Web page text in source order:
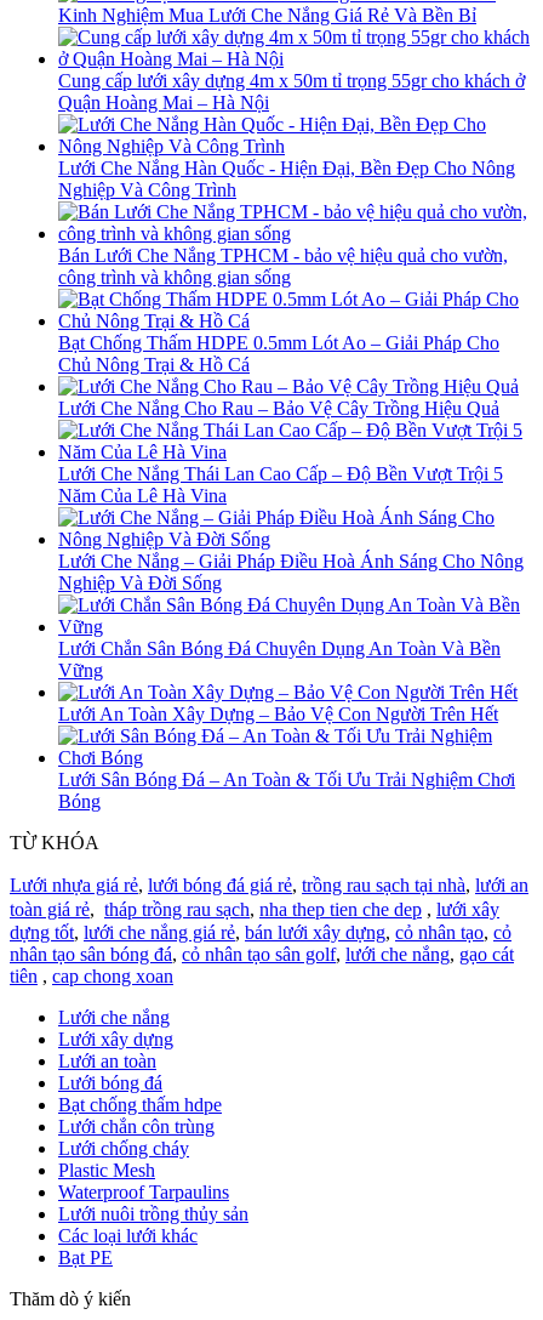
Kinh Nghiệm Mua Lưới Che Nắng Giá Rẻ Và Bền Bỉ
Cung cấp lưới xây dựng 4m x 50m tỉ trọng 55gr cho khách ở
Quận Hoàng Mai – Hà Nội
Lưới Che Nắng Hàn Quốc - Hiện Đại, Bền Đẹp Cho Nông
Nghiệp Và Công Trình
Bán Lưới Che Nắng TPHCM - bảo vệ hiệu quả cho vườn,
công trình và không gian sống
Bạt Chống Thấm HDPE 0.5mm Lót Ao – Giải Pháp Cho
Chủ Nông Trại & Hồ Cá
Lưới Che Nắng Cho Rau – Bảo Vệ Cây Trồng Hiệu Quả
Lưới Che Nắng Thái Lan Cao Cấp – Độ Bền Vượt Trội 5
Năm Của Lê Hà Vina
Lưới Che Nắng – Giải Pháp Điều Hoà Ánh Sáng Cho Nông
Nghiệp Và Đời Sống
Lưới Chắn Sân Bóng Đá Chuyên Dụng An Toàn Và Bền
Vững
Lưới An Toàn Xây Dựng – Bảo Vệ Con Người Trên Hết
Lưới Sân Bóng Đá – An Toàn & Tối Ưu Trải Nghiệm Chơi
Bóng
TỪ KHÓA
Lưới nhựa giá rẻ, lưới bóng đá giá rẻ, trồng rau sạch tại nhà, lưới an
toàn giá rẻ, tháp trồng rau sạch, nha thep tien che dep , lưới xây
dựng tốt, lưới che nắng giá rẻ, bán lưới xây dựng, cỏ nhân tạo, cỏ
nhân tạo sân bóng đá, cỏ nhân tạo sân golf, lưới che nắng, gạo cát
tiên , cap chong xoan
Lưới che nắng
Lưới xây dựng
Lưới an toàn
Lưới bóng đá
Bạt chống thấm hdpe
Lưới chắn côn trùng
Lưới chống cháy
Plastic Mesh
Waterproof Tarpaulins
Lưới nuôi trồng thủy sản
Các loại lưới khác
Bạt PE
Thăm dò ý kiến